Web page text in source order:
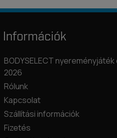
Információk
BODYSELECT
2026
Rólunk
Kapcsolat
Szállítási információk
Fizetés